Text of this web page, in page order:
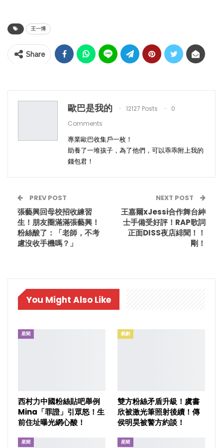
王一博
Share
歐巴是我的 12127 Posts
0
Comments
專業歐巴收集戶一枚！
助養了一堆孩子，為了他們，可以乖乖附上我的
錢包君！
PREV POST
張藝興回母校招收練習
生！朋友圈滿滿張藝興！
粉絲酸了：「老師，不考
慮沒收手機嗎？」
NEXT POST
王嘉爾xJessi合作舞台紳
士手備受好評！RAP歌詞
正面DISS夜店緋聞！！
剛！
You Might Also Like
星聞
西村力中國粉絲貼吧舉例
Mina「罪證」引眾怒！生
前住址曝光網心酸！
戲劇
雙方粉絲矛盾升級！虞書
欣被激光筆照射後續！傳
侯明昊被警方約談！
星聞 星聞